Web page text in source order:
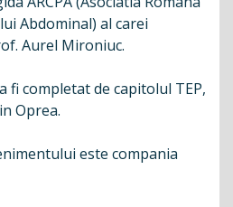
Abdominal) al carei
Aurel Mironiuc.
fi completat de capitolul TEP,
Oprea.
este compania